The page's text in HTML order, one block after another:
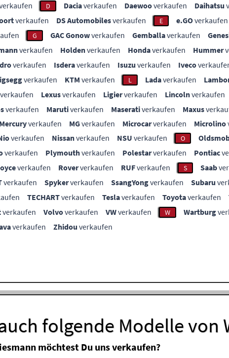
D Daciaverkaufen Daewooverkaufen Daihatsu
verkaufen DS Automobilesverkaufen E e.GOverkaufen
G GAC Gonowverkaufen Gemballaverkaufen
verkaufen Holdenverkaufen Hondaverkaufen Hummer
verkaufen Isderaverkaufen Isuzu verkaufen Iveco
verkaufen KTM verkaufen L Ladaverkaufen
verkaufen Lexusverkaufen Ligierverkaufen Lincolnverkaufen
verkaufen Marutiverkaufen Maserativerkaufen Maxus
Mercuryverkaufen MGverkaufen Microcarverkaufen Microlino
verkaufen Nissanverkaufen NSU verkaufen O
verkaufen Plymouthverkaufen Polestarverkaufen Pontiac
verkaufen Roververkaufen RUFverkaufen S Saab
verkaufen Spykerverkaufen SsangYongverkaufen Subaru
TECHARTverkaufen Teslaverkaufen Toyotaverkaufen
verkaufen Volvoverkaufen VWverkaufen W Wartburg
verkaufen Zhidou verkaufen
folgende Modelle von
möchtest Du uns verkaufen?